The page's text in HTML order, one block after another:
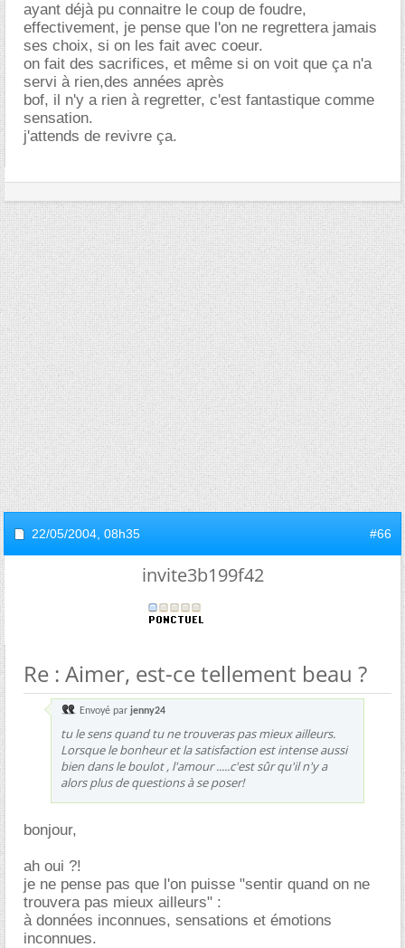
ayant déjà pu connaitre le coup de foudre,
effectivement, je pense que l'on ne regrettera jamais
ses choix, si on les fait avec coeur.
on fait des sacrifices, et même si on voit que ça n'a
servi à rien,des années après
bof, il n'y a rien à regretter, c'est fantastique comme
sensation.
j'attends de revivre ça.
22/05/2004, 08h35 #66
invite3b199f42
Re : Aimer, est-ce tellement beau ?
Envoyé par jenny24
tu le sens quand tu ne trouveras pas mieux ailleurs.
Lorsque le bonheur et la satisfaction est intense aussi
bien dans le boulot , l'amour .....c'est sûr qu'il n'y a
alors plus de questions à se poser!
bonjour,
ah oui ?!
je ne pense pas que l'on puisse "sentir quand on ne
trouvera pas mieux ailleurs" :
à données inconnues, sensations et émotions
inconnues.